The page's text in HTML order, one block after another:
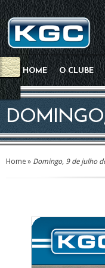
HOME O CLUBE
Home » Domingo, 9 de julho